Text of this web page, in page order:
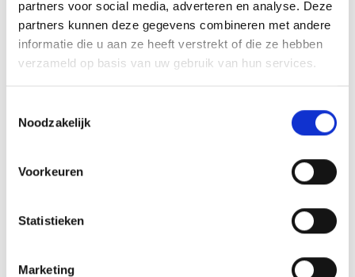
partners voor social media, adverteren en analyse. Deze
partners kunnen deze gegevens combineren met andere
informatie die u aan ze heeft verstrekt of die ze hebben
verzameld op basis van uw gebruik van hun services.
Noodzakelijk
Voorkeuren
Statistieken
Marketing